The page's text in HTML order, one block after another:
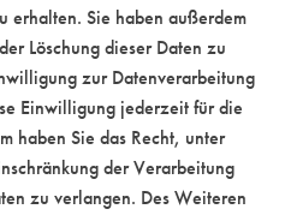
erhalten. Sie haben außerdem
Löschung dieser Daten zu
zur Datenverarbeitung
Einwilligung jederzeit für die
haben Sie das Recht, unter
der Verarbeitung
zu verlangen. Des Weiteren